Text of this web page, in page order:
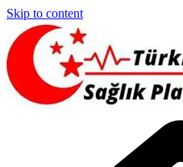
Skip to content